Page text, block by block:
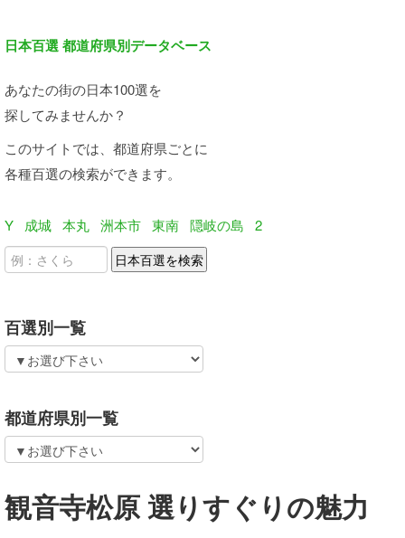
日本百選 都道府県別データベース
あなたの街の日本100選を
探してみませんか？
このサイトでは、都道府県ごとに
各種百選の検索ができます。
Y 成城 本丸 洲本市 東南 隠岐の島 2
百選別一覧
都道府県別一覧
観音寺松原 選りすぐりの魅力